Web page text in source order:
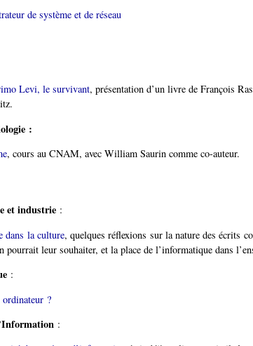
de système et de réseau
Levi, le survivant, présentation d’un livre de François
:
, cours au CNAM, avec William Saurin comme co-auteur.
et industrie :
dans la culture, quelques réflexions sur la nature des écrits
pourrait leur souhaiter, et la place de l’informatique dans
:
ordinateur ?
: